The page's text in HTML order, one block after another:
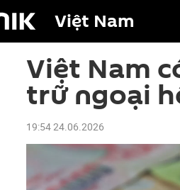
Việt Nam
Việt Nam
trữ ngoại
19:54 24.06.2026